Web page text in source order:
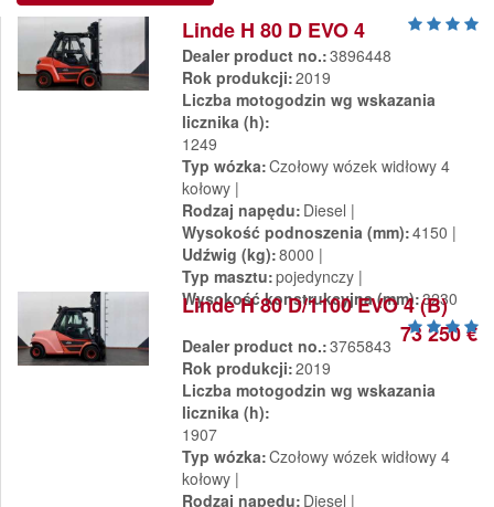
Linde H 80 D EVO 4
Dealer product no. 3896448
Rok produkcji 2019
Liczba motogodzin wg wskazania
licznika (h)
1249
Typ wózka Czołowy wózek widłowy 4
kołowy
Rodzaj napędu Diesel
Wysokość podnoszenia (mm) 4150
Udźwig (kg) 8000
Typ masztu pojedynczy
Wysokość konstrukcyjna (mm) 3230
73 250 €
Linde H 80 D/1100 EVO 4 (B)
Dealer product no. 3765843
Rok produkcji 2019
Liczba motogodzin wg wskazania
licznika (h)
1907
Typ wózka Czołowy wózek widłowy 4
kołowy
Rodzaj napędu Diesel